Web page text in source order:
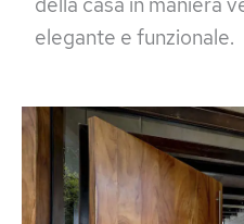
elegante e funzionale.